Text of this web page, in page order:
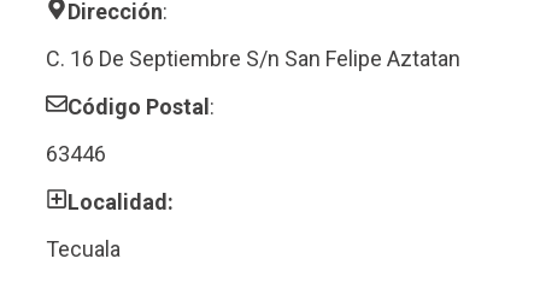
Dirección:
C. 16 De Septiembre S/n San Felipe Aztatan
Código Postal:
63446
Localidad:
Tecuala